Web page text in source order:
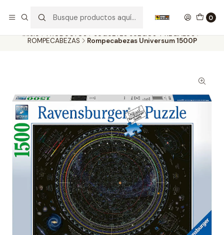
0
Inicio PRODUCTOS
JUGUETES JUEGOS Y REGALOS
ROMPECABEZAS
Rompecabezas Universum 1500P